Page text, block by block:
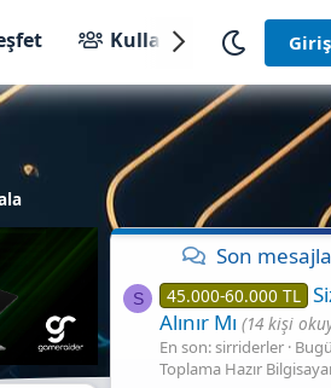
Kullanıcılar
Son
S 45.000-60.000 TL
Alınır Mı (14 kişi
En son: sirriderler
Toplama Hazır